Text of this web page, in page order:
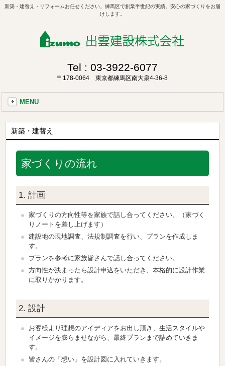
新築・建替え・リフォームお任せください。練馬区で創業半世紀の実績。安心の家づくりをお届
けします。
Tel : 03-3922-6077
〒178-0064 東京都練馬区南大泉4-36-8
MENU
新築・建替え
家づくりの流れ
1. 計画
家づくりの方向性等を家族で話し合ってください。（家づく
りノートを差し上げます）
建設地の現地調査、法規制調査を行い、プランを作成しま
す。
プランを参考に家族皆さんで話し合ってください。
方向性が決まったら設計申込をいただき、本格的に設計作業
に取りかかります。
2. 設計
お客様より理想のアイディアをお出し頂き、生活スタイルや
イメージを膨らませながら、最終プランまで詰めていきま
す。
皆さんの「想い」を設計図に入れていきます。